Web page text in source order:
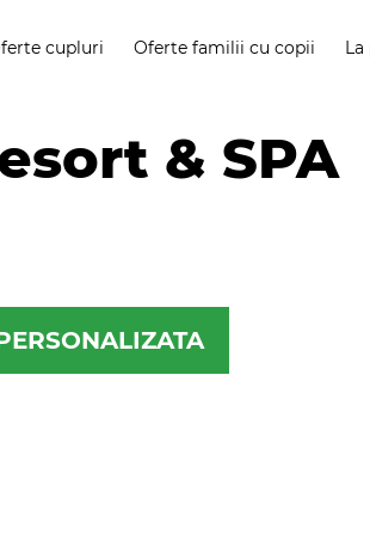
cupluri Oferte familii cu copii La
& SPA